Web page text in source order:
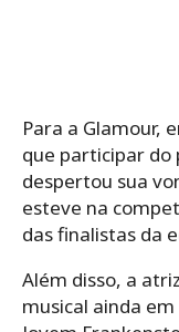
Para a Glamour,
que participar do
despertou sua
esteve na
das finalistas da
Além disso, a
musical ainda